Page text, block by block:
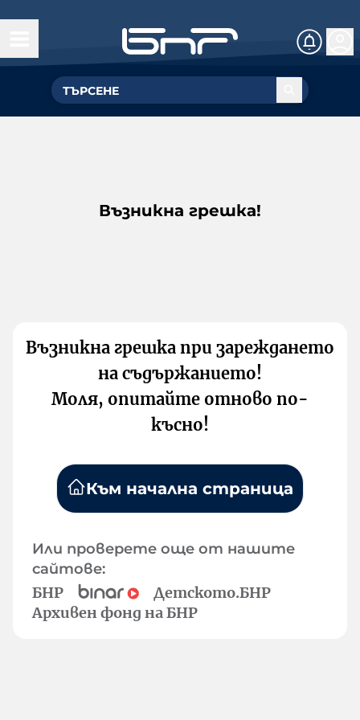
Възникна грешка!
Възникна грешка при зареждането
на съдържанието!
Моля, опитайте отново по-
късно!
Към начална страница
Или проверете още от нашите
сайтове:
БНР
Детското.БНР
Архивен фонд на БНР